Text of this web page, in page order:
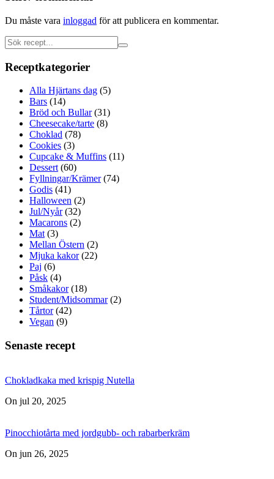
Du måste vara inloggad för att publicera en kommentar.
Receptkategorier
Alla Hjärtans dag (5)
Bars (14)
Bröd och Bullar(31)
Cheesecake/tarte (8)
Choklad (78)
Cookies (3)
Cupcake & Muffins (11)
Dessert (60)
Fyllningar/Krämer(74)
Godis (41)
Halloween (2)
Jul/Nyår(32)
Macarons (2)
Mat (3)
Mellan Östern (2)
Mjuka kakor(22)
Paj (6)
Påsk (4)
Småkakor(18)
Student/Midsommar(2)
Tårtor(42)
Vegan (9)
Senaste recept
Chokladkaka med krispig Nutella
On jul 20, 2025
Pinocchiotårta med jordgubb- och rabarberkräm
On jun 26, 2025